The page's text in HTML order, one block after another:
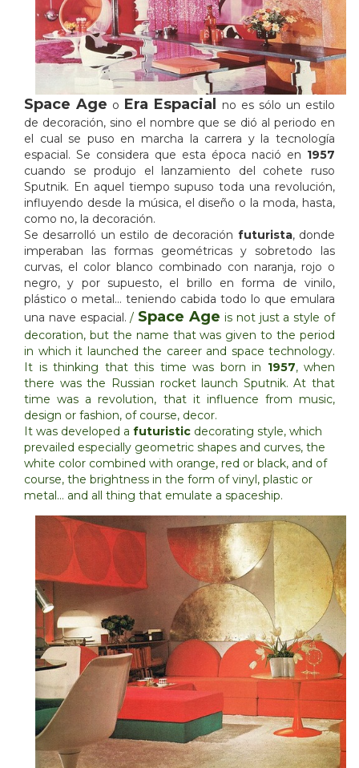
Space Age o Era Espacial
no es sólo un estilo
de decoración, sino el nombre que se dió al periodo en
el cual se puso en marcha la carrera y la tecnología
espacial. Se considera que esta época nació en 1957
cuando se produjo el lanzamiento del cohete ruso
Sputnik. En aquel tiempo supuso toda una revolución,
influyendo desde la música, el diseño o la moda, hasta,
como no, la decoración.
Se desarrolló un estilo de decoración futurista, donde
imperaban las formas geométricas y sobretodo las
curvas, el color blanco combinado con naranja, rojo o
negro, y por supuesto, el brillo en forma de vinilo,
plástico o metal… teniendo cabida todo lo que emulara
una nave espacial. / Space Age is not just a style of
decoration, but the name that was given to the period
in which it launched the career and space technology.
It is thinking that this time was born in 1957, when
there was the Russian rocket launch Sputnik. At that
time was a revolution, that it influence from music,
design or fashion, of course, decor.
It was developed a futuristic decorating style, which
prevailed especially geometric shapes and curves, the
white color combined with orange, red or black, and of
course, the brightness in the form of vinyl, plastic or
metal… and all thing that emulate a spaceship.